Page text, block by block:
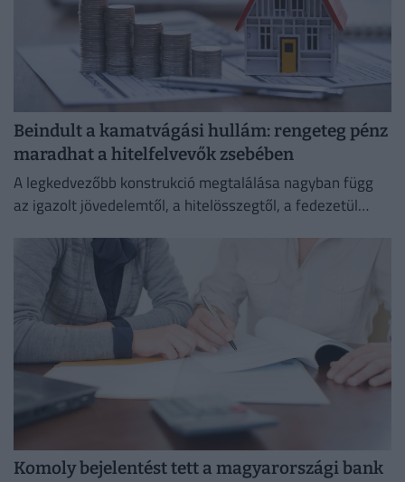
Beindult a kamatvágási hullám: rengeteg pénz
maradhat a hitelfelvevők zsebében
A legkedvezőbb konstrukció megtalálása nagyban függ
az igazolt jövedelemtől, a hitelösszegtől, a fedezetül
Komoly bejelentést tett a magyarországi bank